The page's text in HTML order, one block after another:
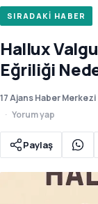
SIRADAKİ HABER
Hallux
Eğriliği
17 Ajans Haber Merkezi
Yorum yap
Paylaş